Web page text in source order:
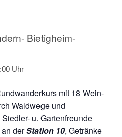
Bietigheim-
Uhr
mit 18 Wein-
Waldwege und
u. Gartenfreunde
an derStation 10, Getränke